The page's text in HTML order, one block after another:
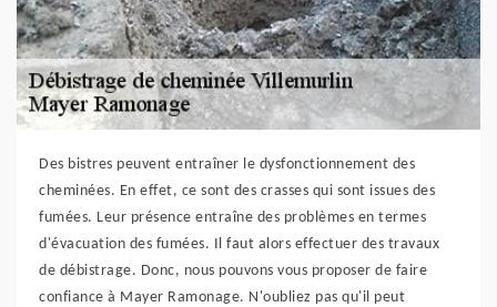
Des bistres peuvent entraîner le dysfonctionnement des
cheminées. En effet, ce sont des crasses qui sont issues des
fumées. Leur présence entraîne des problèmes en termes
d'évacuation des fumées. Il faut alors effectuer des travaux
de débistrage. Donc, nous pouvons vous proposer de faire
confiance à Mayer Ramonage. N'oubliez pas qu'il peut